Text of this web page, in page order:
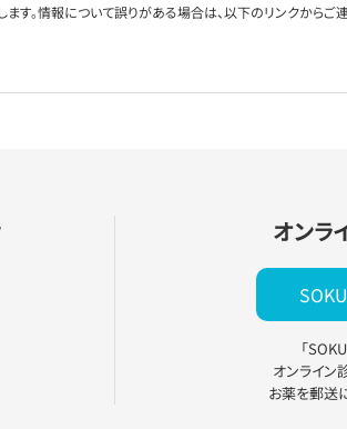
ます。情報について誤りがある場合は、以下のリンクからご
オンラ
「
オンライン
お薬を郵送